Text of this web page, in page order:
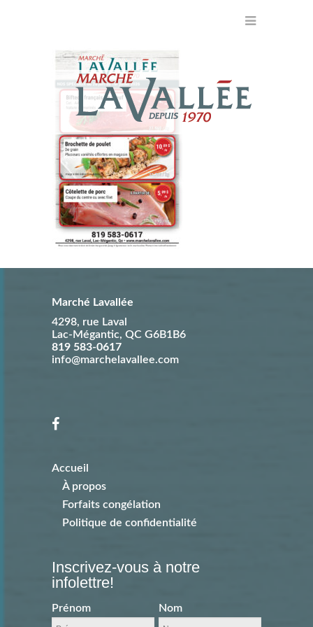
Marché Lavallée
4298, rue Laval
Lac-Mégantic, QC G6B1B6
819 583-0617
info@marchelavallee.com
Accueil
À propos
Forfaits congélation
Politique de confidentialité
Inscrivez-vous à notre
infolettre!
Prénom Nom